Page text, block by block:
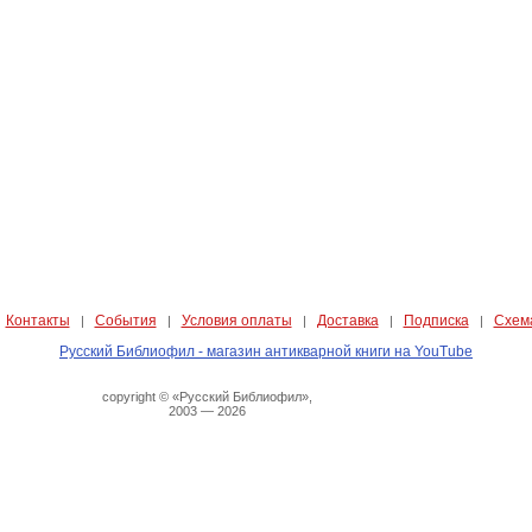
Контакты | События | Условия оплаты | Доставка | Подписка |
Русский Библиофил - магазин антикварной книги на YouTube
copyright © «Русский Библиофил»,
2003 — 2026